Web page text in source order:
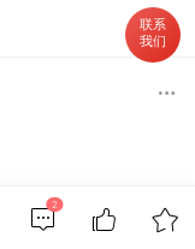
联系
我们
2